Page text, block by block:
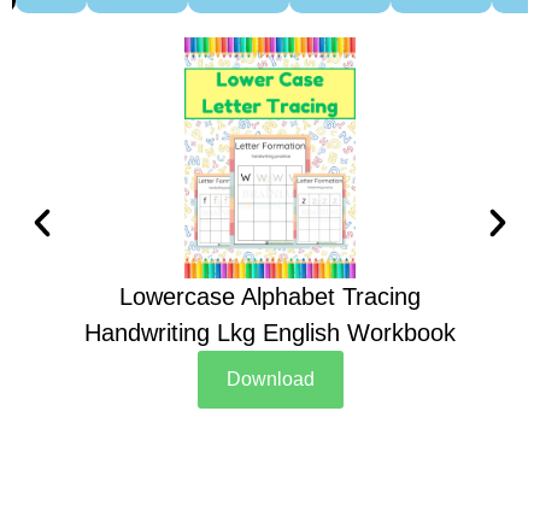
Lowercase Alphabet Tracing
Handwriting Lkg English Workbook
Download